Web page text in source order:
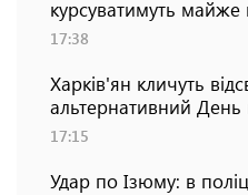
курсуватимуть майже
17:38
Харків'ян кличуть
альтернативний День
17:15
Удар по Ізюму: в